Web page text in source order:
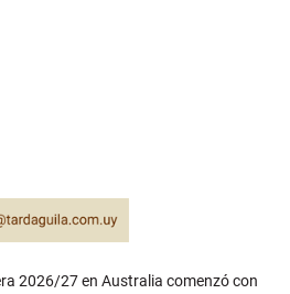
2026/27 en Australia comenzó con